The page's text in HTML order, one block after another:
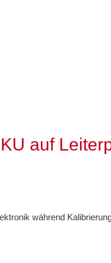
auf
während